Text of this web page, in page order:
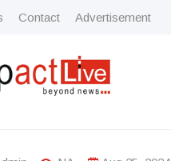
Contact Advertisement